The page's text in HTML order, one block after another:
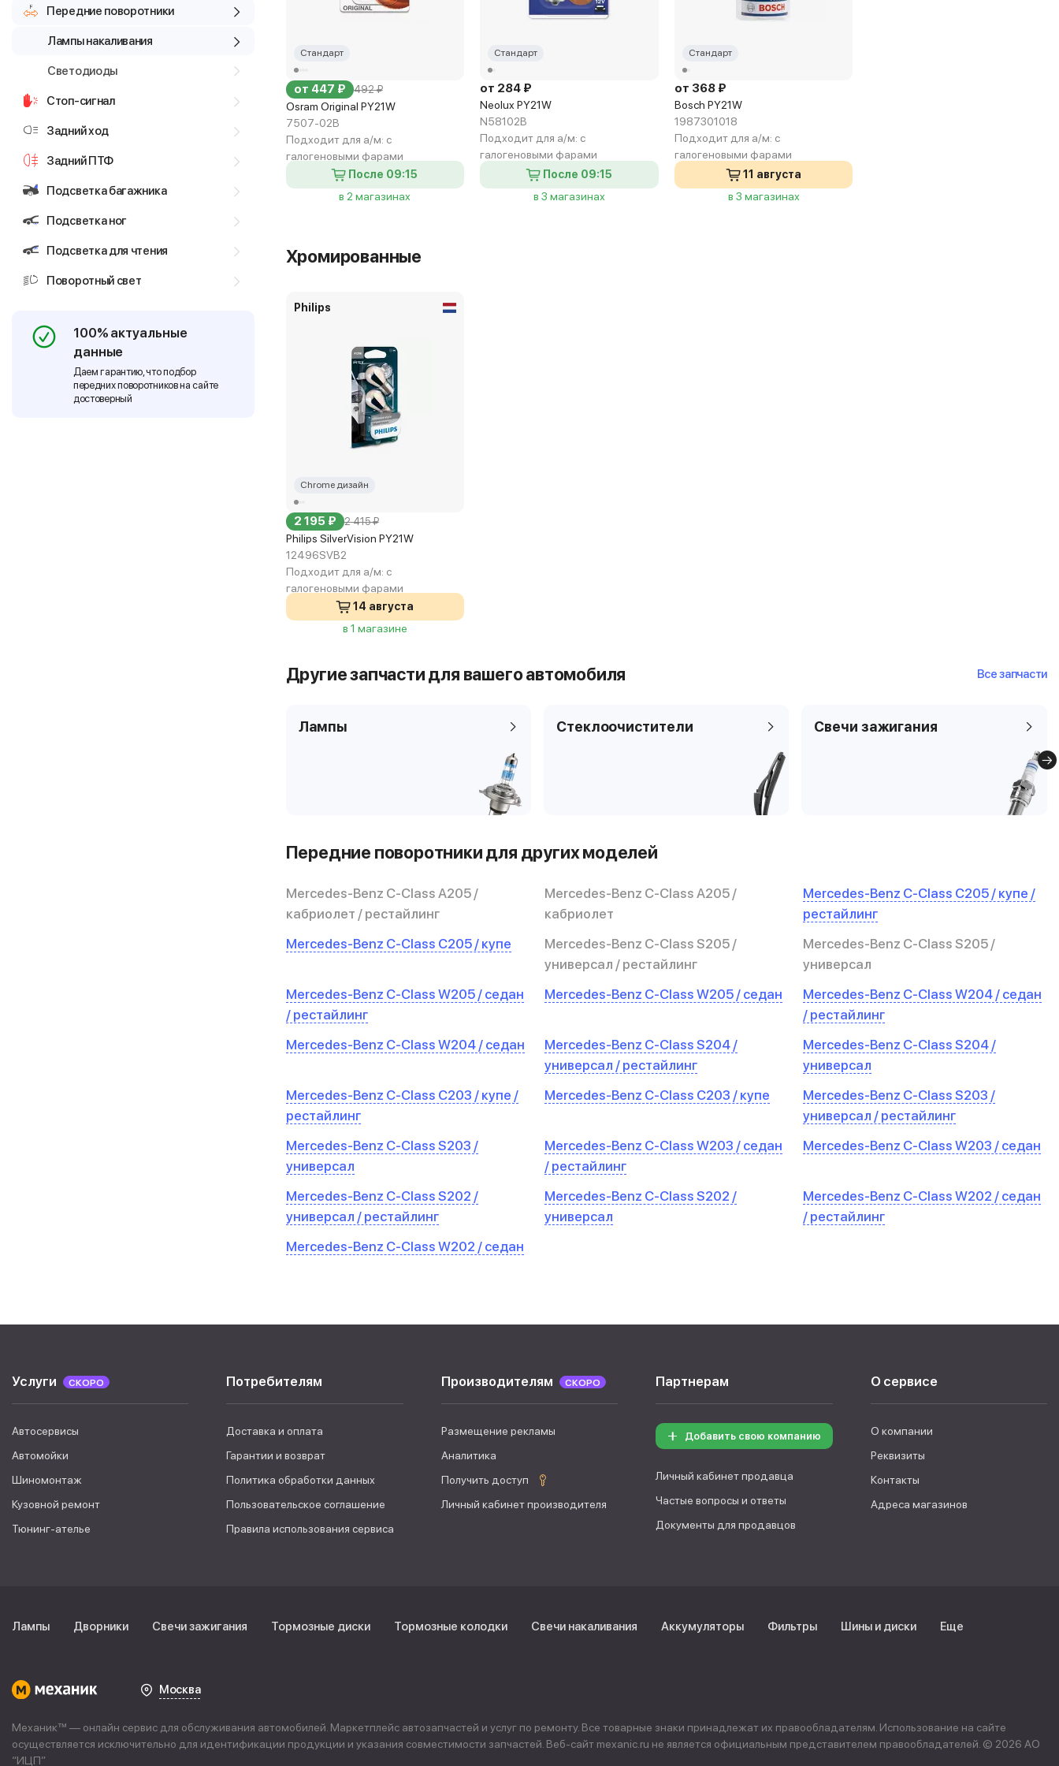
Передние поворотники
Лампы накаливания
Светодиоды
Стоп-сигнал
Задний ход
Задний ПТФ
Подсветка багажника
Подсветка ног
Подсветка для чтения
Поворотный свет
100% актуальные
данные
Даем гарантию, что подбор
передних поворотников на сайте
достоверный
Стандарт
от 447 ₽ 492 ₽
Osram Original PY21W
7507-02B
Подходит для а/м: с
галогеновыми фарами
После 09:15
в 2 магазинах
Стандарт
от 284 ₽
Neolux PY21W
N58102B
Подходит для а/м: с
галогеновыми фарами
После 09:15
в 3 магазинах
Стандарт
от 368 ₽
Bosch PY21W
1987301018
Подходит для а/м: с
галогеновыми фарами
11 августа
в 3 магазинах
Хромированные
Philips
Chrome дизайн
2 195 ₽ 2 415 ₽
Philips SilverVision PY21W
12496SVB2
Подходит для а/м: с
галогеновыми фарами
14 августа
в 1 магазине
Другие запчасти для вашего автомобиля Все запчасти
Лампы Стеклоочистители Свечи зажигания
Передние поворотники для других моделей
Mercedes-Benz C-Class A205 /
кабриолет / рестайлинг
Mercedes-Benz C-Class A205 /
кабриолет
Mercedes-Benz C-Class C205 / купе /
рестайлинг
Mercedes-Benz C-Class C205 / купе
Mercedes-Benz C-Class S205 /
универсал / рестайлинг
Mercedes-Benz C-Class S205 /
универсал
Mercedes-Benz C-Class W205 / седан
/ рестайлинг
Mercedes-Benz C-Class W205 / седан
Mercedes-Benz C-Class W204 / седан
/ рестайлинг
Mercedes-Benz C-Class W204 / седан
Mercedes-Benz C-Class S204 /
универсал / рестайлинг
Mercedes-Benz C-Class S204 /
универсал
Mercedes-Benz C-Class C203 / купе /
рестайлинг
Mercedes-Benz C-Class C203 / купе
Mercedes-Benz C-Class S203 /
универсал / рестайлинг
Mercedes-Benz C-Class S203 /
универсал
Mercedes-Benz C-Class W203 / седан
/ рестайлинг
Mercedes-Benz C-Class W203 / седан
Mercedes-Benz C-Class S202 /
универсал / рестайлинг
Mercedes-Benz C-Class S202 /
универсал
Mercedes-Benz C-Class W202 / седан
/ рестайлинг
Mercedes-Benz C-Class W202 / седан
Услуги СКОРО
Автосервисы
Автомойки
Шиномонтаж
Кузовной ремонт
Тюнинг-ателье
Потребителям
Доставка и оплата
Гарантии и возврат
Политика обработки данных
Пользовательское соглашение
Правила использования сервиса
Производителям СКОРО
Размещение рекламы
Аналитика
Получить доступ
Личный кабинет производителя
Партнерам
Добавить свою компанию
Личный кабинет продавца
Частые вопросы и ответы
Документы для продавцов
О сервисе
О компании
Реквизиты
Контакты
Адреса магазинов
Лампы Дворники Свечи зажигания Тормозные диски Тормозные колодки Свечи накаливания Аккумуляторы Фильтры Шины и диски Еще
Москва
Механик™ — онлайн сервис для обслуживания автомобилей. Маркетплейс автозапчастей и услуг по ремонту. Все товарные знаки принадлежат их правообладателям. Использование на сайте
осуществляется исключительно для идентификации продукции и указания совместимости запчастей. Веб-сайт mexanic.ru не является официальным представителем правообладателей. © 2026 АО
“ИЦП”